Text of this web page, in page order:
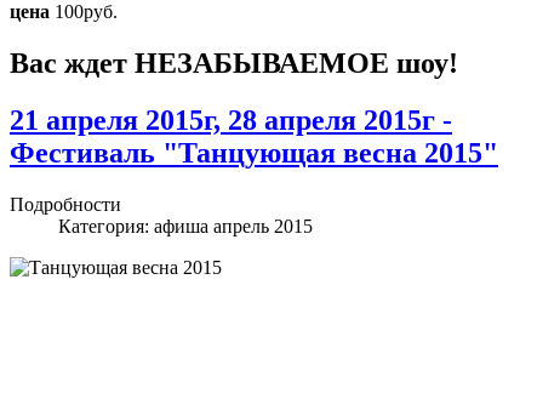
цена 100руб.
Вас ждет НЕЗАБЫВАЕМОЕ шоу!
21 апреля 2015г, 28 апреля 2015г -
Фестиваль "Танцующая весна 2015"
Подробности
Категория: афиша апрель 2015